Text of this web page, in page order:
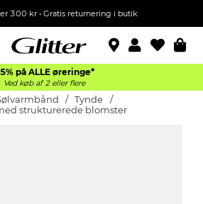
300 kr • Gratis returnering i butik
på ALLE øreringe*
Ved køb af 2 eller flere
Tynde
strukturerede blomster